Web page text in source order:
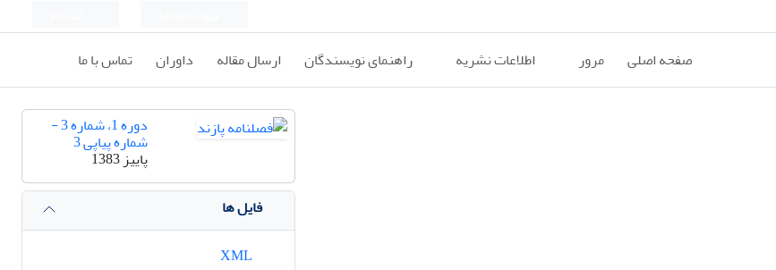
صفحه اصلی مرور اطلاعات نشریه راهنمای نویسندگان ارسال مقاله داوران تماس با ما
دوره 1، شماره 3 -
شماره پیاپی 3
پاییز 1383
فایل ها